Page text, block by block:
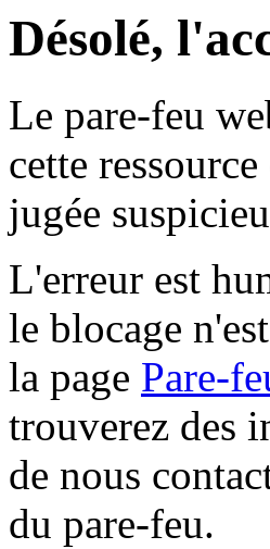
Désolé,
Le pare-feu
cette
jugée
L'erreur est
le blocage
la page Pare-
trouverez des
de nous
du pare-feu.